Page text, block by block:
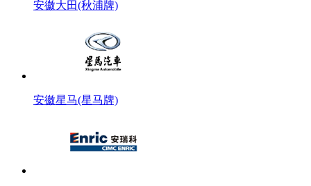
安徽大田(秋浦牌)
安徽星马(星马牌)